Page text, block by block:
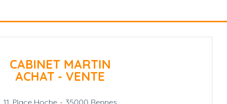
CABINET MARTIN
ACHAT - VENTE
11, Place Hoche - 35000 Rennes